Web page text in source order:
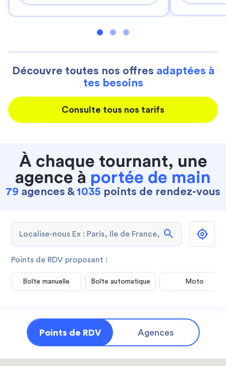
Découvre toutes nos offres adaptées à
tes besoins
Consulte tous nos tarifs
À chaque tournant, une
agence à portée de main
79 agences &1035 points de rendez-vous
search
Points de RDV proposant :
Boîte manuelle Boîte automatique Moto
Points de RDV Agences